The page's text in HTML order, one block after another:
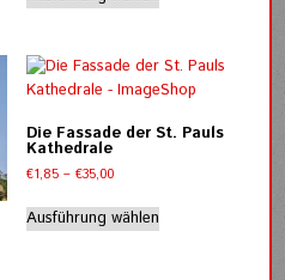
€35,00
Varianten
auf.
Die
der
Die Fassade der St. Pauls
Kathedrale
€1,85 – €35,00Preisspanne:
bis
€35,00
Ausführung wählen
Dieses
Produkt